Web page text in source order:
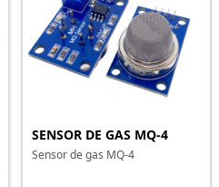
SENSOR DE GAS MQ-4
Sensor de gas MQ-4